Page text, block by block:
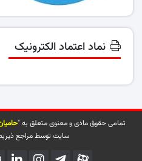
نماد اعتماد الکترونیک
تمامی حقوق مادی و معنوی متعلق به "
سایت توسط مراجع